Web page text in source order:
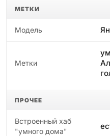
МЕТКИ
Модель
Метки
ПРОЧЕЕ
Встроенный хаб
"умного дома"